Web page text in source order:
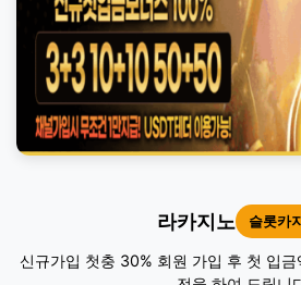
라카지노 슬롯카
신규가입 첫충 30% 회원 가입 후 첫 입